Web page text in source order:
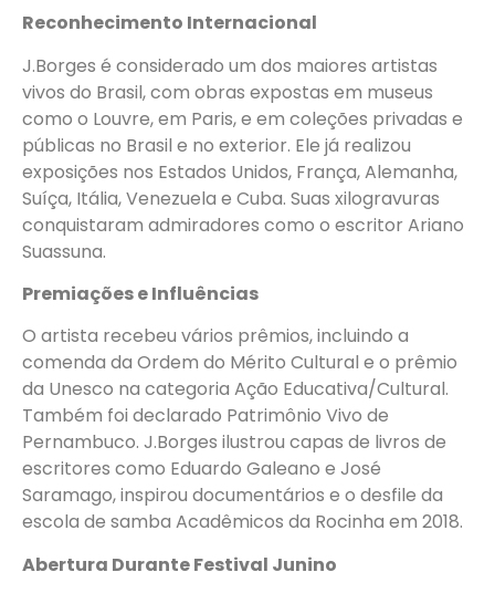
Reconhecimento Internacional
J.Borges é considerado um dos maiores artistas
vivos do Brasil, com obras expostas em museus
como o Louvre, em Paris, e em coleções privadas e
públicas no Brasil e no exterior. Ele já realizou
exposições nos Estados Unidos, França, Alemanha,
Suíça, Itália, Venezuela e Cuba. Suas xilogravuras
conquistaram admiradores como o escritor Ariano
Suassuna.
Premiações e Influências
O artista recebeu vários prêmios, incluindo a
comenda da Ordem do Mérito Cultural e o prêmio
da Unesco na categoria Ação Educativa/Cultural.
Também foi declarado Patrimônio Vivo de
Pernambuco. J.Borges ilustrou capas de livros de
escritores como Eduardo Galeano e José
Saramago, inspirou documentários e o desfile da
escola de samba Acadêmicos da Rocinha em 2018.
Abertura Durante Festival Junino